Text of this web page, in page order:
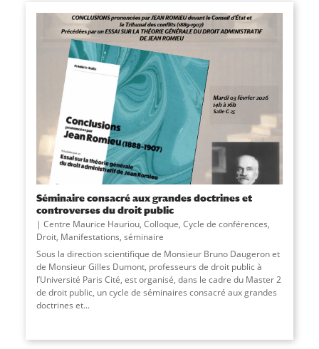
Séminaire consacré aux grandes doctrines et
controverses du droit public
Centre Maurice Hauriou, Colloque, Cycle de conférences,
Droit, Manifestations, séminaire
Sous la direction scientifique de Monsieur Bruno Daugeron et
de Monsieur Gilles Dumont, professeurs de droit public à
l’Université Paris Cité, est organisé, dans le cadre du Master 2
de droit public, un cycle de séminaires consacré aux grandes
doctrines et...